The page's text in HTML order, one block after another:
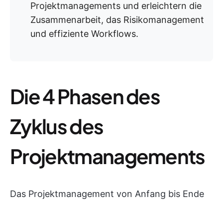
Projektmanagements und erleichtern die
Zusammenarbeit, das Risikomanagement
und effiziente Workflows.
Die 4 Phasen des
Zyklus des
Projektmanagements
Das Projektmanagement von Anfang bis Ende